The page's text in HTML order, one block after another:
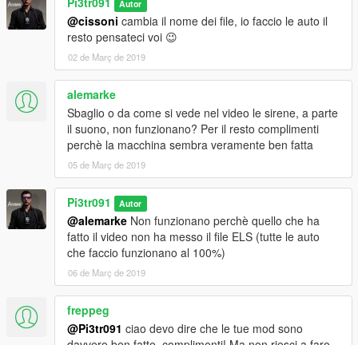
Autor
@cissoni cambia il nome dei file, io faccio le auto il
resto pensateci voi 😉
02 de Març de 2019
alemarke
Sbaglio o da come si vede nel video le sirene, a parte
il suono, non funzionano? Per il resto complimenti
perchè la macchina sembra veramente ben fatta
05 de Març de 2019
Pi3tr091 Autor
@alemarke Non funzionano perchè quello che ha
fatto il video non ha messo il file ELS (tutte le auto
che faccio funzionano al 100%)
06 de Març de 2019
freppeg
@Pi3tr091 ciao devo dire che le tue mod sono